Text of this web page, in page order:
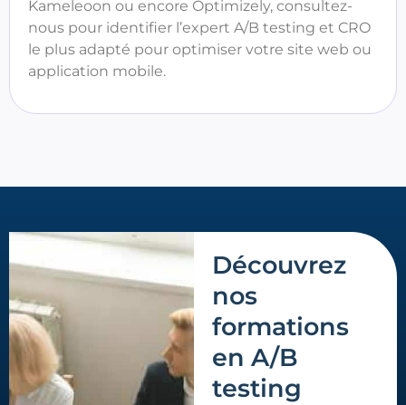
Kameleoon ou encore Optimizely, consultez-
nous pour identifier l’expert A/B testing et CRO
le plus adapté pour optimiser votre site web ou
application mobile.
Découvrez
nos
formations
en A/B
testing